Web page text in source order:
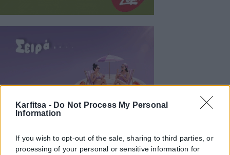
Karfitsa - Do Not Process My Personal
Information
If you wish to opt-out of the sale, sharing to third parties, or
processing of your personal or sensitive information for